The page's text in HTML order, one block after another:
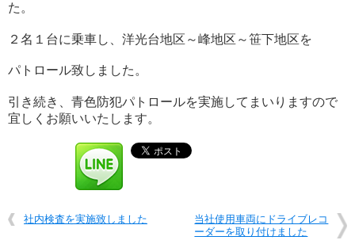
た。
２名１台に乗車し、洋光台地区～峰地区～笹下地区を
パトロール致しました。
引き続き、青色防犯パトロールを実施してまいりますので
宜しくお願いいたします。
社内検査を実施致しました
当社使用車両にドライブレコ
ーダーを取り付けました